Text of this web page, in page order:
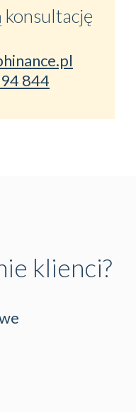
konsultację
844
klienci?